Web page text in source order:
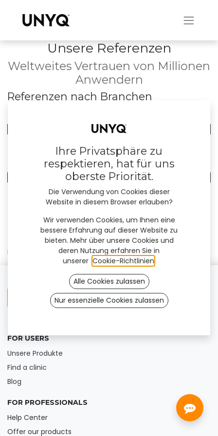
Unsere Referenzen
Weltweites Vertrauen von Millionen
Anwendern
Referenzen nach Branchen
Referenzen nach Land
Kein Treffer gefunden
FOR USERS
Unsere Produkte
Find a clinic
Blog
FOR PROFESSIONALS
Help Center
Offer our products
Ihre Privatsphäre zu
respektieren, hat für uns
oberste Priorität.
Die Verwendung von Cookies dieser
Website in diesem Browser erlauben?
Wir verwenden Cookies, um Ihnen eine
bessere Erfahrung auf dieser Website zu
bieten. Mehr über unsere Cookies und
deren Nutzung erfahren Sie in
unserer Cookie-Richtlinien
Alle Cookies zulassen
Nur essenzielle Cookies zulassen